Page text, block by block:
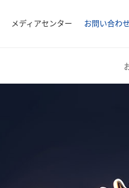
メディアセンター お問い合わせ